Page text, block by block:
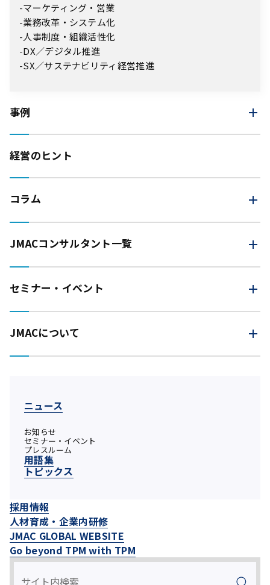
マーケティング・営業
業務改革・システム化
人事制度・組織活性化
DX／デジタル推進
SX／サステナビリティ経営推進
事例
経営のヒント
コラム
JMACコンサルタント一覧
セミナー・イベント
JMACについて
ニュース
お知らせ
セミナー・イベント
プレスルーム
用語集
トピックス
採用情報
人材育成・企業内研修
JMAC GLOBAL WEBSITE
Go beyond TPM with TPM